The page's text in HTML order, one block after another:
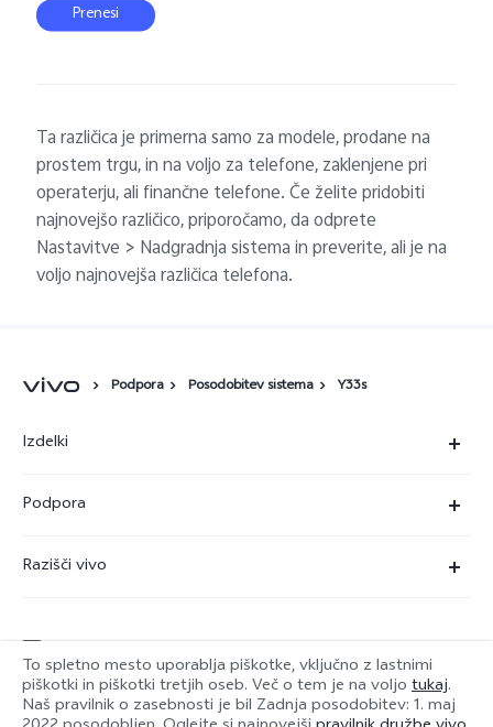
Prenesi
Ta različica je primerna samo za modele, prodane na
prostem trgu, in na voljo za telefone, zaklenjene pri
operaterju, ali finančne telefone. Če želite pridobiti
najnovejšo različico, priporočamo, da odprete
Nastavitve > Nadgradnja sistema in preverite, ali je na
voljo najnovejša različica telefona.
Podpora Posodobitev sistema Y33s
Izdelki
Y36
Y35
Y17s
Podpora
Posodobitev sistema
Poslati v popravilo
Razišči vivo
Pravna obvestila
Trajnost
Slovenia | Izbira države/regije
To spletno mesto uporablja piškotke, vključno z lastnimi
piškotki in piškotki tretjih oseb. Več o tem je na voljo tukaj.
Naš pravilnik o zasebnosti je bil Zadnja posodobitev: 1. maj